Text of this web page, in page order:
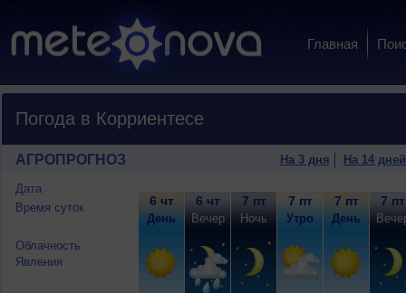
Главная
Погода в Корриентесе
АГРОПРОГНОЗ На 3 дня На 14 дней
Дата
Время суток
Облачность
Явления
6 чт
День
6 чт
Вечер
7 пт
Ночь
7 пт
Утро
7 пт
День
7 пт